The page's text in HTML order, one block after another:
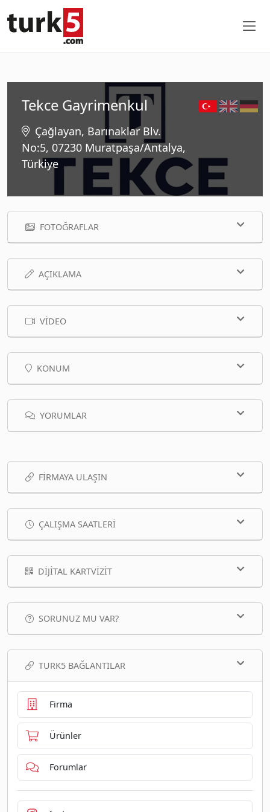
Tekce Gayrimenkul
Çağlayan, Barınaklar Blv.
No:5, 07230 Muratpaşa/Antalya,
Türkiye
FOTOĞRAFLAR
AÇIKLAMA
VIDEO
KONUM
YORUMLAR
FIRMAYA ULAŞIN
ÇALIŞMA SAATLERI
DIJITAL KARTVIZIT
SORUNUZ MU VAR?
TURK5 BAĞLANTILAR
Firma
Ürünler
Forumlar